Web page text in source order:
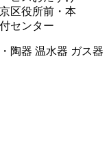
陶器 温水器 ガス器